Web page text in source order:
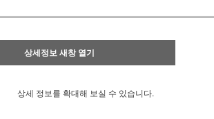
상세정보 새창 열기
상세 정보를 확대해 보실 수 있습니다.